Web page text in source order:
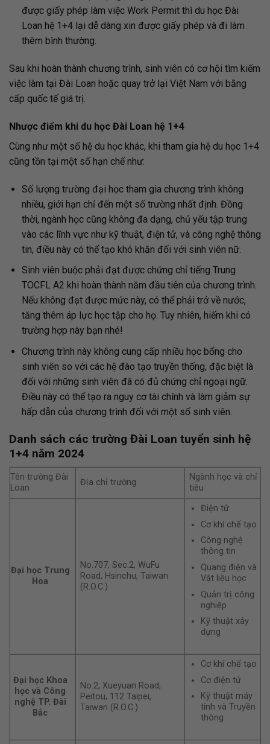
được giấy phép làm việc Work Permit thì du học Đài
Loan hệ 1+4 lại dễ dàng xin được giấy phép và đi làm
thêm bình thường.
Sau khi hoàn thành chương trình, sinh viên có cơ hội tìm kiếm
việc làm tại Đài Loan hoặc quay trở lại Việt Nam với bằng
cấp quốc tế giá trị.
Nhược điểm khi du học Đài Loan hệ 1+4
Cùng như một số hệ du học khác, khi tham gia hệ du học 1+4
cũng tồn tại một số hạn chế như:
Số lượng trường đại học tham gia chương trình không
nhiều, giới hạn chỉ đến một số trường nhất định. Đồng
thời, ngành học cũng không đa dạng, chủ yếu tập trung
vào các lĩnh vực như kỹ thuật, điện tử, và công nghệ thông
tin, điều này có thể tạo khó khăn đối với sinh viên nữ.
Sinh viên buộc phải đạt được chứng chỉ tiếng Trung
TOCFL A2 khi hoàn thành năm đầu tiên của chương trình.
Nếu không đạt được mức này, có thể phải trở về nước,
tăng thêm áp lực học tập cho họ. Tuy nhiên, hiếm khi có
trường hợp này bạn nhé!
Chương trình này không cung cấp nhiều học bổng cho
sinh viên so với các hệ đào tạo truyền thống, đặc biệt là
đối với những sinh viên đã có đủ chứng chỉ ngoại ngữ.
Điều này có thể tạo ra nguy cơ tài chính và làm giảm sự
hấp dẫn của chương trình đối với một số sinh viên.
Danh sách các trường Đài Loan tuyển sinh hệ
1+4 năm 2024
Tên trường Đài
Loan
Địa chỉ trường
Ngành học và chỉ
tiêu
Đại học Trung
Hoa
No.707, Sec.2, WuFu
Road, Hsinchu, Taiwan
(R.O.C.)
Điện tử
Cơ khí chế tạo
Công nghệ
thông tin
Quang điện và
Vật liệu học
Quản trị công
nghiệp
Kỹ thuật xây
dựng
Đại học Khoa
học và Công
nghệ TP. Đài
Bắc
No.2, Xueyuan Road,
Peitou, 112 Taipei,
Taiwan (R.O.C.)
Cơ khí chế tạo
Cơ điện tử
Kỹ thuật máy
tính và Truyền
thông